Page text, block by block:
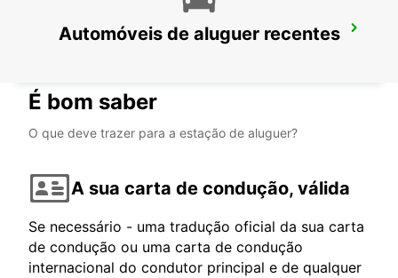
GOTHENBURG MOLNDAL -IKC- *RY*
Automóveis de aluguer recentes
É bom saber
O que deve trazer para a estação de aluguer?
A sua carta de condução, válida
Se necessário - uma tradução oficial da sua carta
de condução ou uma carta de condução
internacional do condutor principal e de qualquer